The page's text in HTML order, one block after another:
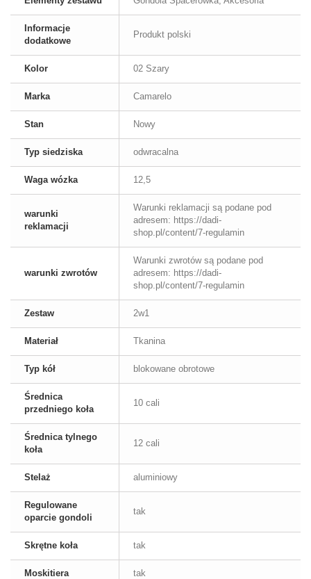
Informacje
dodatkowe
Produkt polski
Kolor 02 Szary
Marka Camarelo
Stan Nowy
Typ siedziska odwracalna
Waga wózka 12,5
warunki
reklamacji
Warunki reklamacji są podane pod
adresem: https://dadi-
shop.pl/content/7-regulamin
warunki zwrotów
Warunki zwrotów są podane pod
adresem: https://dadi-
shop.pl/content/7-regulamin
Zestaw 2w1
Materiał Tkanina
Typ kół blokowane obrotowe
Średnica
przedniego koła
10 cali
Średnica tylnego
koła
12 cali
Stelaż aluminiowy
Regulowane
oparcie gondoli
tak
Skrętne koła tak
Moskitiera tak